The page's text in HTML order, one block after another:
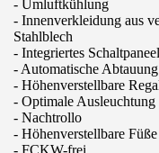
- Umluftkühlung
- Innenverkleidung aus
Stahlblech
- Integriertes Schaltpaneel
- Automatische
- Höhenverstellbare
- Optimale Ausleuchtung
- Nachtrollo
- Höhenverstellbare Füße
- FCKW-frei